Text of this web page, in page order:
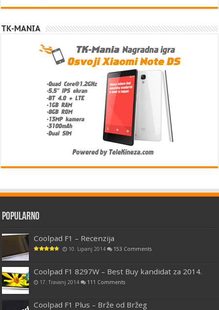
TK-MANIA
Popularno
Coolpad F1 – Recenzija
10. Lipanj 2014 153 Comments
Coolpad F1 8297W – Best Buy kandidat za 2014.
17. Travanj 2014 111 Comments
Coolpad F1 Plus – Brže od Bržeg